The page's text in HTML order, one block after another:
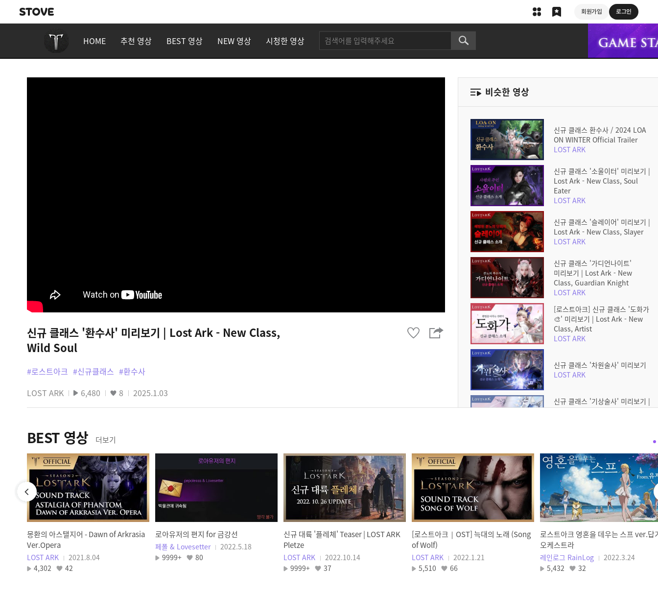
회원가입 로그인
HOME 추천 영상 BEST 영상 NEW 영상 시청한 영상
신규 클래스 '환수사' 미리보기 | Lost Ark - New Class,
Wild Soul
#로스트아크 #신규클래스 #환수사
LOST ARK
6,480 8 2025.1.03
비슷한 영상
신규 클래스 환수사 / 2024 LOA
ON WINTER Official Trailer
LOST ARK
신규 클래스 '소울이터' 미리보기 |
Lost Ark - New Class, Soul
Eater
LOST ARK
신규 클래스 '슬레이어' 미리보기 |
Lost Ark - New Class, Slayer
LOST ARK
신규 클래스 '가디언나이트'
미리보기 | Lost Ark - New
Class, Guardian Knight
LOST ARK
[로스트아크] 신규 클래스 '도화가
🎨' 미리보기 | Lost Ark - New
Class, Artist
LOST ARK
신규 클래스 '차원술사' 미리보기
LOST ARK
신규 클래스 '기상술사' 미리보기 |
Lost Ark - New Class,
신규 클래스 '브레이커' 미리보기 |
Lost Ark - New Class, Breaker
LOST ARK
신규 클래스 환수사, 오픈 기념
아바타 출시!
LOST ARK
[로스트아크｜OST] Sweet
Dreams, My Dear - 소향
(SoHyang) (Ver. Kor)
LOST ARK
BEST 영상 더보기
몽환의 아스탤지어 - Dawn of Arkrasia
Ver.Opera
LOST ARK
2021.8.04
4,302
42
로아유저의 편지 for 금강선
페폴 & Lovesetter
2022.5.18
9999+
80
신규 대륙 '플레체' Teaser | LOST ARK
Pletze
LOST ARK
2022.10.14
9999+
37
[로스트아크｜OST] 늑대의 노래 (Song
of Wolf)
LOST ARK
2022.1.21
5,510
66
로스트아크 영혼을 데우는 스프 ver.답
오케스트라
레인로그 RainLog
2022.3.24
5,432
32